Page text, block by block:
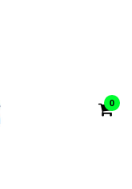
0